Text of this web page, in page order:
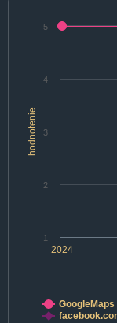
hodnotenie
2024
1
2
3
4
5
GoogleMaps